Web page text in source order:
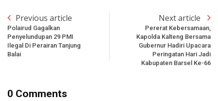
Previous article
Polairud Gagalkan
Penyelundupan 29 PMI
Ilegal Di Perairan Tanjung
Balai
Next article
Pererat Kebersamaan,
Kapolda Kalteng Bersama
Gubernur Hadiri Upacara
Peringatan Hari Jadi
Kabupaten Barsel Ke-66
0 Comments